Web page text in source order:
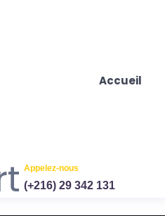
Accueil
Appelez-nous
(+216) 29 342 131